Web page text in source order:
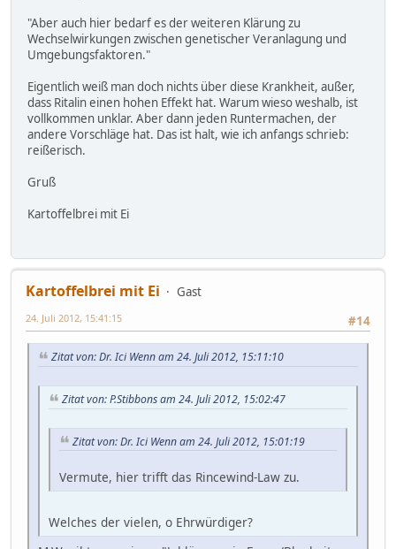
"Aber auch hier bedarf es der weiteren Klärung zu
Wechselwirkungen zwischen genetischer Veranlagung und
Umgebungsfaktoren."
Eigentlich weiß man doch nichts über diese Krankheit, außer,
dass Ritalin einen hohen Effekt hat. Warum wieso weshalb, ist
vollkommen unklar. Aber dann jeden Runtermachen, der
andere Vorschläge hat. Das ist halt, wie ich anfangs schrieb:
reißerisch.
Gruß
Kartoffelbrei mit Ei
Kartoffelbrei mit Ei
Gast
#14
24. Juli 2012, 15:41:15
Zitat von: Dr. Ici Wenn am 24. Juli 2012, 15:11:10
Zitat von: P.Stibbons am 24. Juli 2012, 15:02:47
Zitat von: Dr. Ici Wenn am 24. Juli 2012, 15:01:19
Vermute, hier trifft das Rincewind-Law zu.
Welches der vielen, o Ehrwürdiger?